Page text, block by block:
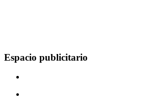
Espacio publicitario